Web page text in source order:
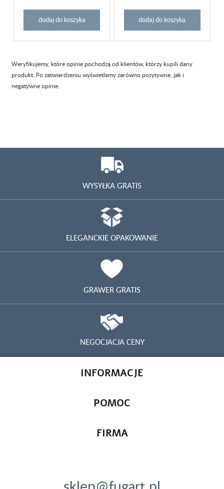
dodaj do koszyka dodaj do koszyka
Weryfikujemy, które opinie pochodzą od klientów, którzy kupili dany
produkt. Po zatwierdzeniu wyświetlamy zarówno pozytywne, jak i
negatywne opinie.
WYSYŁKA GRATIS
ELEGANCKIE OPAKOWANIE
GRAWER GRATIS
NEGOCJACJA CENY
INFORMACJE
POMOC
FIRMA